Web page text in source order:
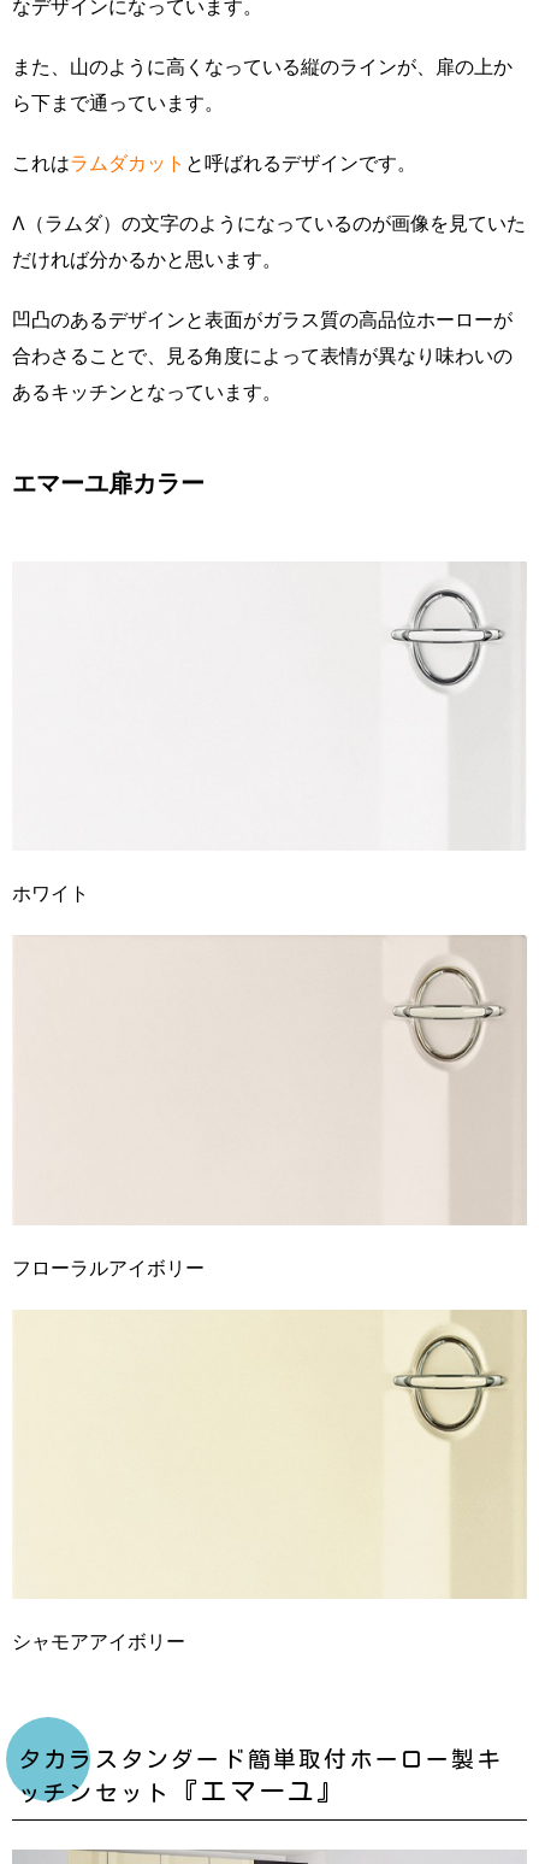
なデザインになっています。
また、山のように高くなっている縦のラインが、扉の上か
ら下まで通っています。
これはラムダカット と呼ばれるデザインです。
Λ（ラムダ）の文字のようになっているのが画像を見ていた
だければ分かるかと思います。
凹凸のあるデザインと表面がガラス質の高品位ホーローが
合わさることで、見る角度によって表情が異なり味わいの
あるキッチンとなっています。
エマーユ扉カラー
ホワイト
フローラルアイボリー
シャモアアイボリー
タカラスタンダード簡単取付ホーロー製キ
ッチンセット
『エマーユ』